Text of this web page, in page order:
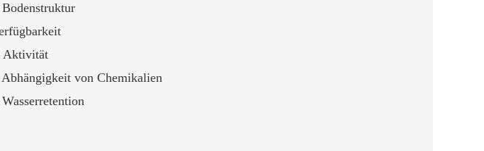
Bodenstruktur
Aktivität
von Chemikalien